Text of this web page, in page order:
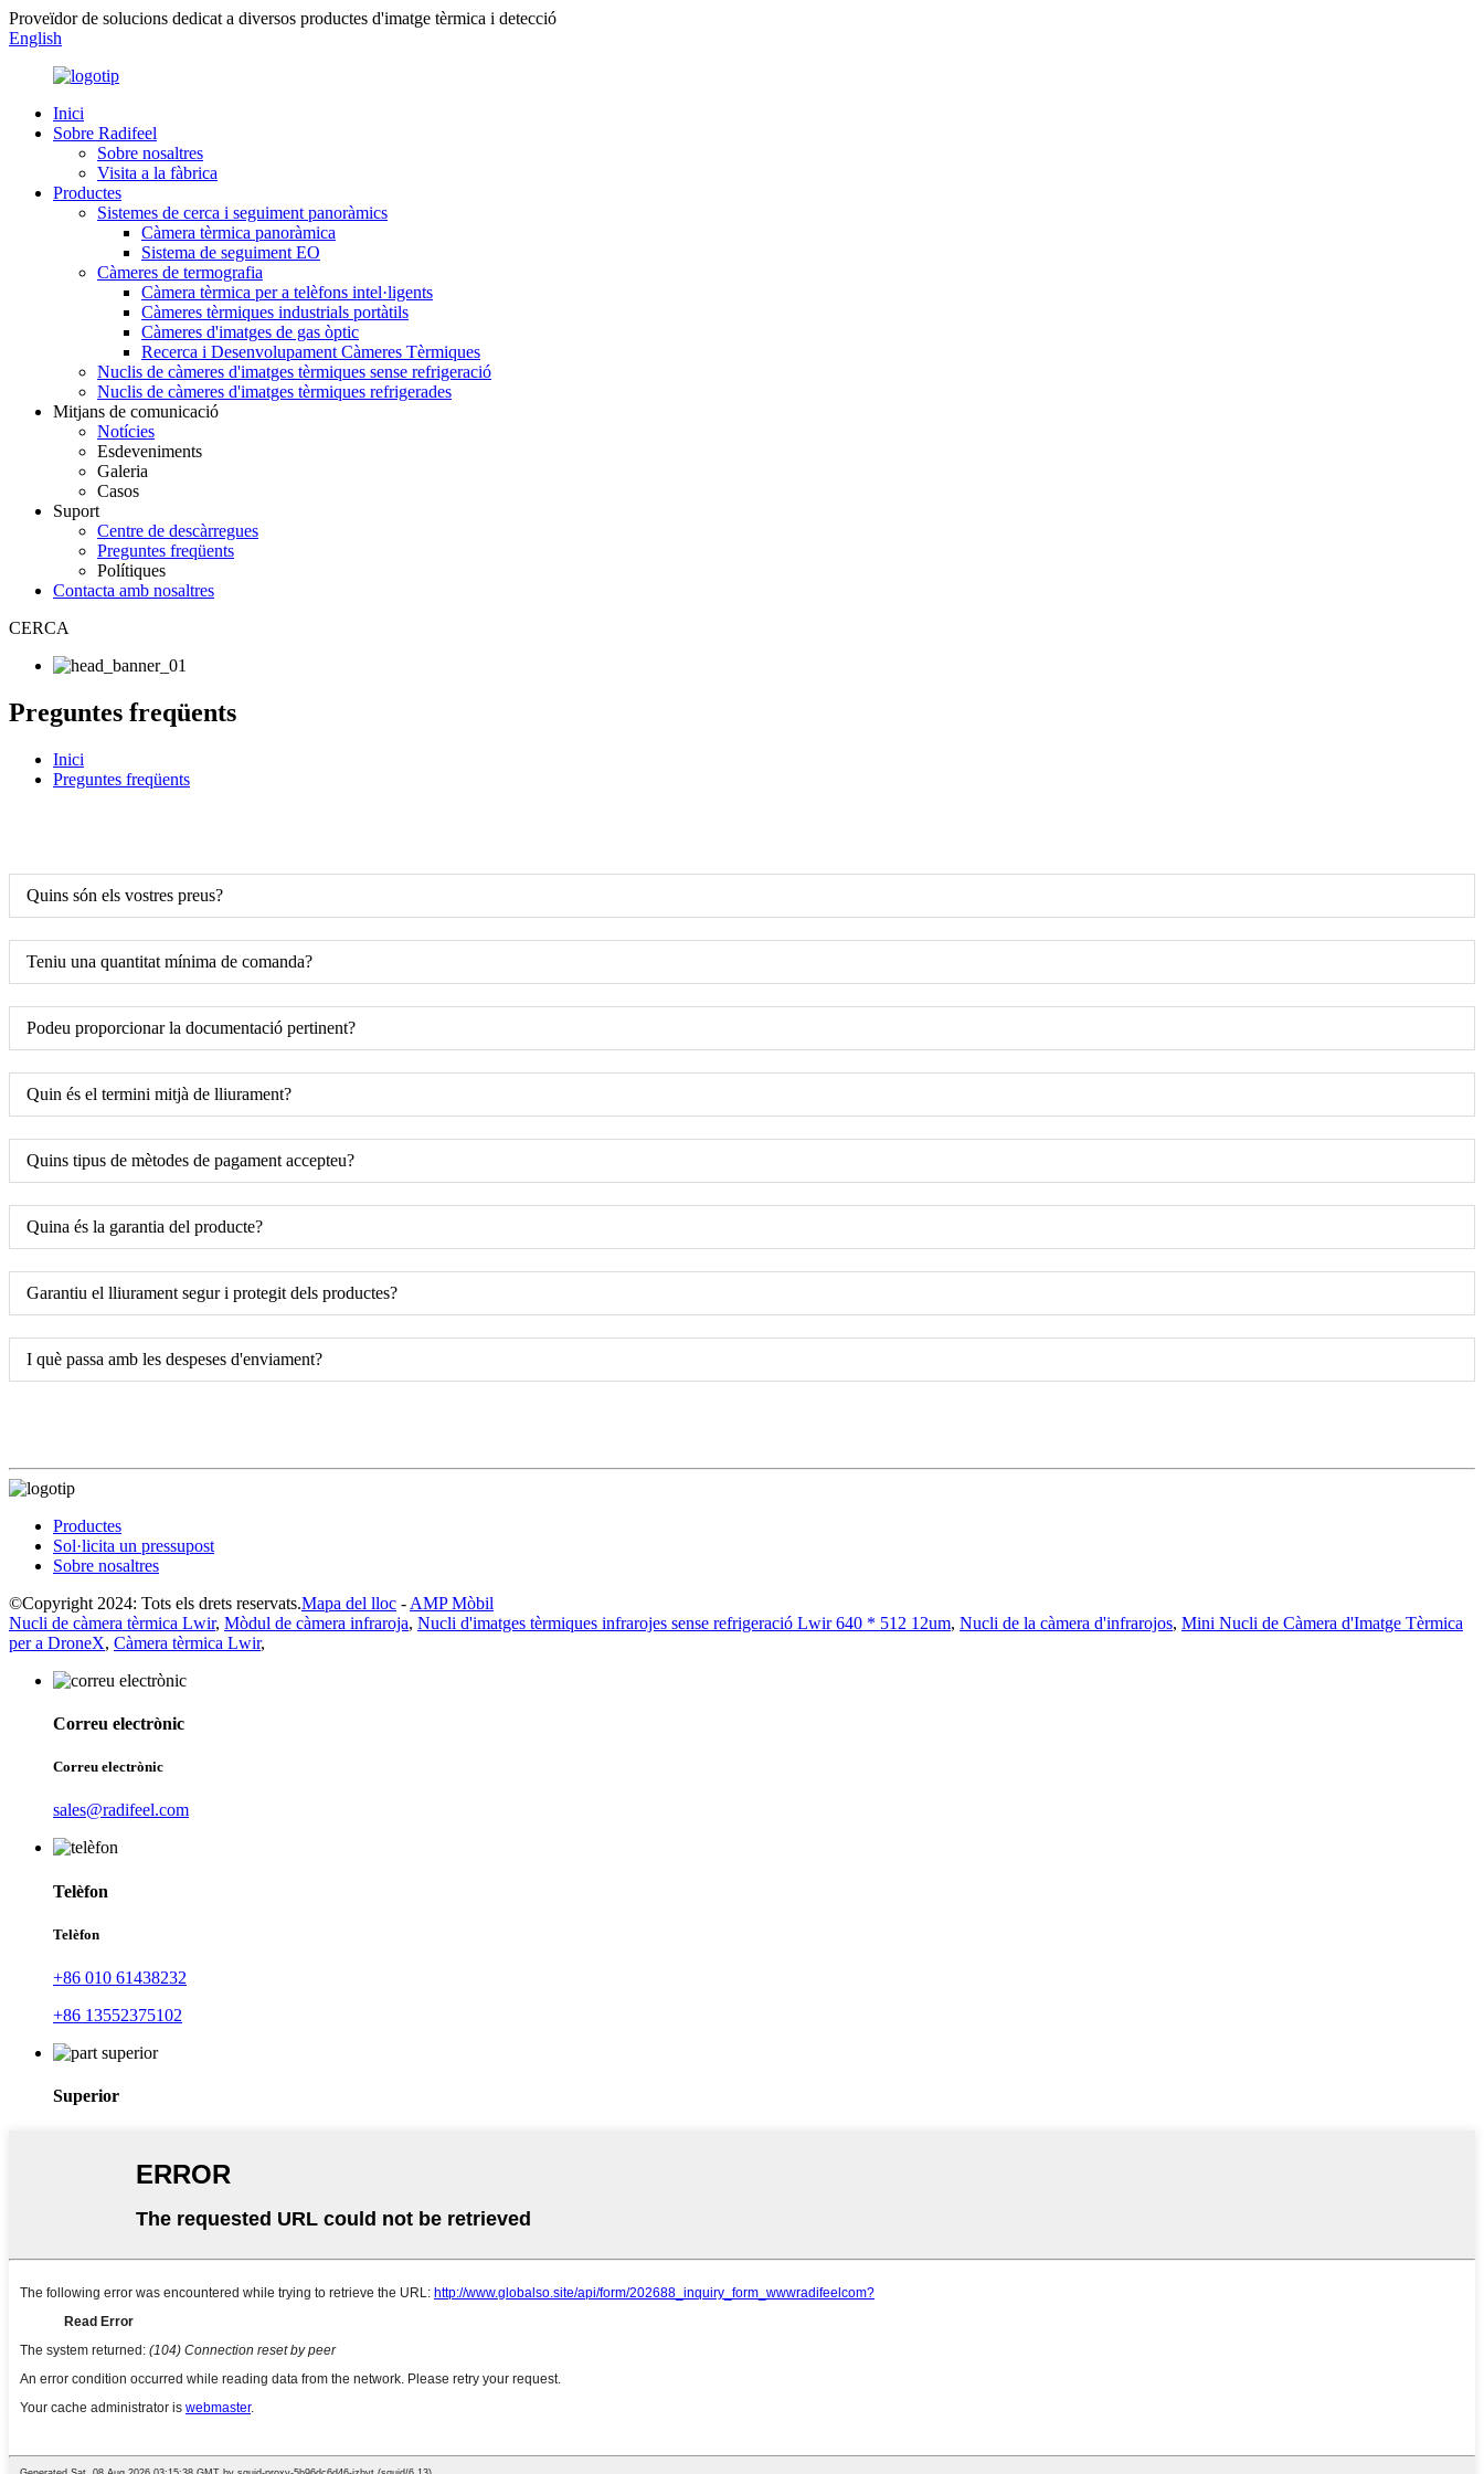
Proveïdor de solucions dedicat a diversos productes d'imatge tèrmica i detecció
English
Inici
Sobre Radifeel
Sobre nosaltres
Visita a la fàbrica
Productes
Sistemes de cerca i seguiment panoràmics
Càmera tèrmica panoràmica
Sistema de seguiment EO
Càmeres de termografia
Càmera tèrmica per a telèfons intel·ligents
Càmeres tèrmiques industrials portàtils
Càmeres d'imatges de gas òptic
Recerca i Desenvolupament Càmeres Tèrmiques
Nuclis de càmeres d'imatges tèrmiques sense refrigeració
Nuclis de càmeres d'imatges tèrmiques refrigerades
Mitjans de comunicació
Notícies
Esdeveniments
Galeria
Casos
Suport
Centre de descàrregues
Preguntes freqüents
Polítiques
Contacta amb nosaltres
CERCA
Preguntes freqüents
Inici
Preguntes freqüents
Quins són els vostres preus?
Teniu una quantitat mínima de comanda?
Podeu proporcionar la documentació pertinent?
Quin és el termini mitjà de lliurament?
Quins tipus de mètodes de pagament accepteu?
Quina és la garantia del producte?
Garantiu el lliurament segur i protegit dels productes?
I què passa amb les despeses d'enviament?
Productes
Sol·licita un pressupost
Sobre nosaltres
©Copyright 2024: Tots els drets reservats.Mapa del lloc - AMP Mòbil
Nucli de càmera tèrmica Lwir, Mòdul de càmera infraroja, Nucli d'imatges tèrmiques infrarojes sense refrigeració Lwir 640 * 512 12um, Nucli de la càmera d'infrarojos, Mini Nucli de Càmera d'Imatge Tèrmica
per a DroneX, Càmera tèrmica Lwir,
Correu electrònic
Correu electrònic
sales@radifeel.com
Telèfon
Telèfon
+86 010 61438232
+86 13552375102
Superior